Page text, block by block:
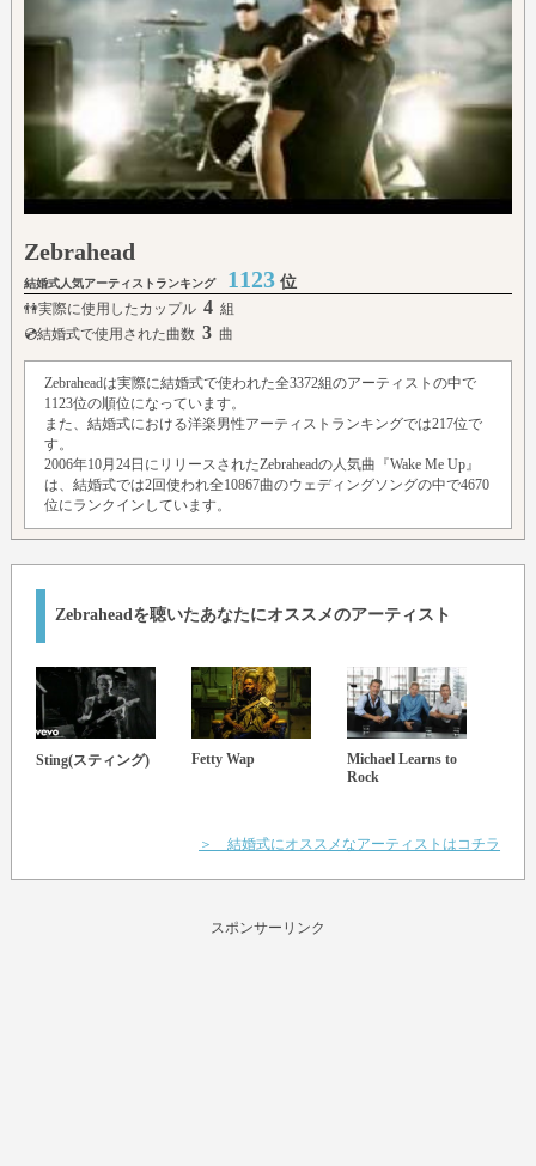
Zebrahead
結婚式人気アーティストランキング 1123 位
👫実際に使用したカップル 4 組
💿結婚式で使用された曲数 3 曲
Zebraheadは実際に結婚式で使われた全3372組のアーティストの中で
1123位の順位になっています。
また、結婚式における洋楽男性アーティストランキングでは217位で
す。
2006年10月24日にリリースされたZebraheadの人気曲『Wake Me Up』
は、結婚式では2回使われ全10867曲のウェディングソングの中で4670
位にランクインしています。
Zebraheadを聴いたあなたにオススメのアーティスト
Sting(スティング) Fetty Wap
Michael Learns to
Rock
＞ 結婚式にオススメなアーティストはコチラ
スポンサーリンク